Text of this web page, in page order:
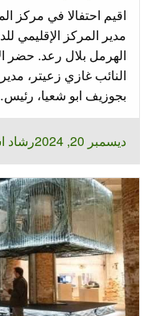
اقيم احتفالا في مركز
مدير المركز الإقليمي
الهرمل بلال رعد. حضر
النائب غازي زعيتر،
بجوزيف ابو شعيا،
نُشر
في
ديسمبر 20, 2024 رشاد